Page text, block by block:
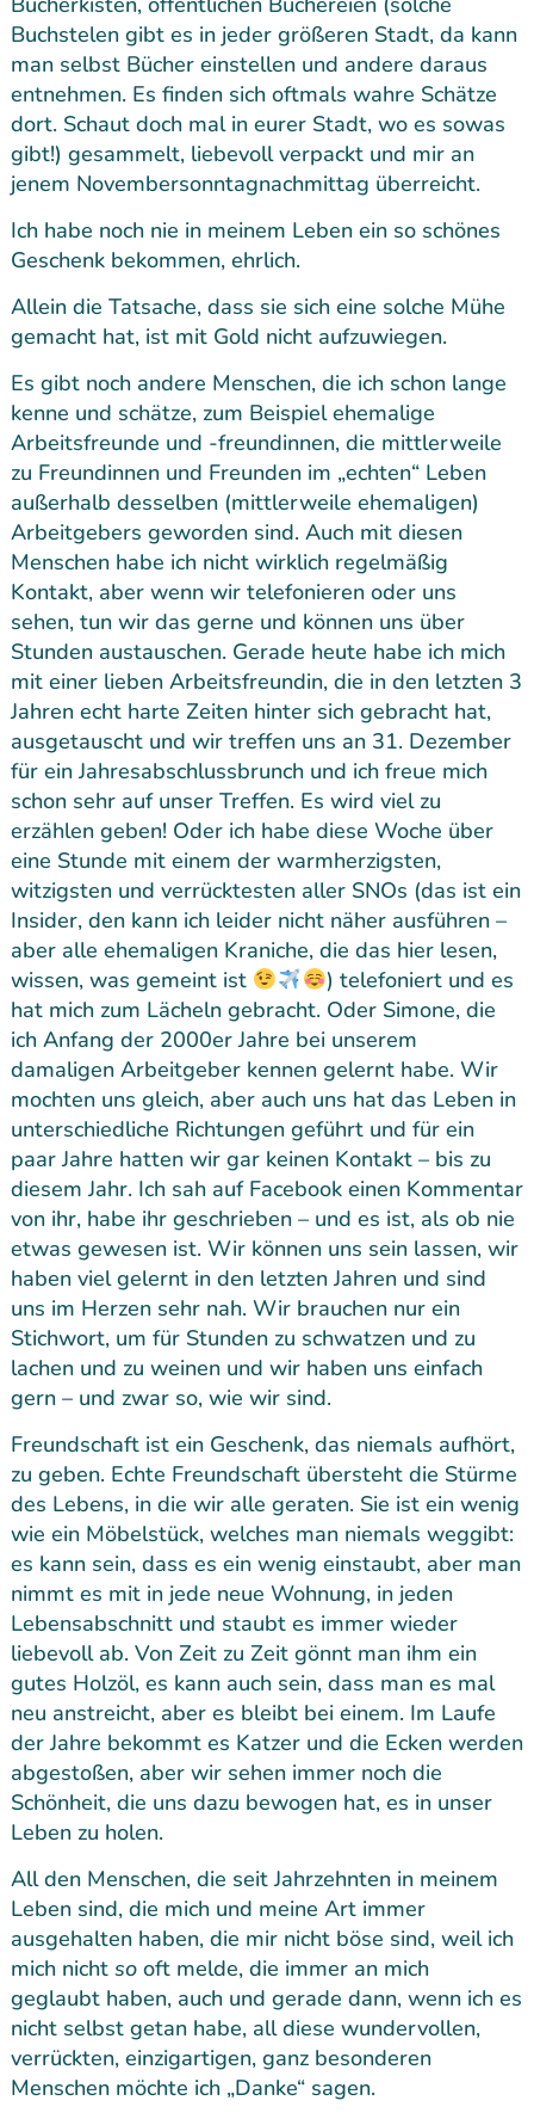
Buchstelen gibt es in jeder größeren Stadt, da kann
man selbst Bücher einstellen und andere daraus
entnehmen. Es finden sich oftmals wahre Schätze
dort. Schaut doch mal in eurer Stadt, wo es sowas
gibt!) gesammelt, liebevoll verpackt und mir an
jenem Novembersonntagnachmittag überreicht.
Ich habe noch nie in meinem Leben ein so schönes
Geschenk bekommen, ehrlich.
Allein die Tatsache, dass sie sich eine solche Mühe
gemacht hat, ist mit Gold nicht aufzuwiegen.
Es gibt noch andere Menschen, die ich schon lange
kenne und schätze, zum Beispiel ehemalige
Arbeitsfreunde und -freundinnen, die mittlerweile
zu Freundinnen und Freunden im „echten“ Leben
außerhalb desselben (mittlerweile ehemaligen)
Arbeitgebers geworden sind. Auch mit diesen
Menschen habe ich nicht wirklich regelmäßig
Kontakt, aber wenn wir telefonieren oder uns
sehen, tun wir das gerne und können uns über
Stunden austauschen. Gerade heute habe ich mich
mit einer lieben Arbeitsfreundin, die in den letzten 3
Jahren echt harte Zeiten hinter sich gebracht hat,
ausgetauscht und wir treffen uns an 31. Dezember
für ein Jahresabschlussbrunch und ich freue mich
schon sehr auf unser Treffen. Es wird viel zu
erzählen geben! Oder ich habe diese Woche über
eine Stunde mit einem der warmherzigsten,
witzigsten und verrücktesten aller SNOs (das ist ein
Insider, den kann ich leider nicht näher ausführen –
aber alle ehemaligen Kraniche, die das hier lesen,
wissen, was gemeint ist
) telefoniert und es
hat mich zum Lächeln gebracht. Oder Simone, die
ich Anfang der 2000er Jahre bei unserem
damaligen Arbeitgeber kennen gelernt habe. Wir
mochten uns gleich, aber auch uns hat das Leben in
unterschiedliche Richtungen geführt und für ein
paar Jahre hatten wir gar keinen Kontakt – bis zu
diesem Jahr. Ich sah auf Facebook einen Kommentar
von ihr, habe ihr geschrieben – und es ist, als ob nie
etwas gewesen ist. Wir können uns sein lassen, wir
haben viel gelernt in den letzten Jahren und sind
uns im Herzen sehr nah. Wir brauchen nur ein
Stichwort, um für Stunden zu schwatzen und zu
lachen und zu weinen und wir haben uns einfach
gern – und zwar so, wie wir sind.
Freundschaft ist ein Geschenk, das niemals aufhört,
zu geben. Echte Freundschaft übersteht die Stürme
des Lebens, in die wir alle geraten. Sie ist ein wenig
wie ein Möbelstück, welches man niemals weggibt:
es kann sein, dass es ein wenig einstaubt, aber man
nimmt es mit in jede neue Wohnung, in jeden
Lebensabschnitt und staubt es immer wieder
liebevoll ab. Von Zeit zu Zeit gönnt man ihm ein
gutes Holzöl, es kann auch sein, dass man es mal
neu anstreicht, aber es bleibt bei einem. Im Laufe
der Jahre bekommt es Katzer und die Ecken werden
abgestoßen, aber wir sehen immer noch die
Schönheit, die uns dazu bewogen hat, es in unser
Leben zu holen.
All den Menschen, die seit Jahrzehnten in meinem
Leben sind, die mich und meine Art immer
ausgehalten haben, die mir nicht böse sind, weil ich
mich nicht sooft melde, die immer an mich
geglaubt haben, auch und gerade dann, wenn ich es
nicht selbst getan habe, all diese wundervollen,
verrückten, einzigartigen, ganz besonderen
Menschen möchte ich „Danke“ sagen.